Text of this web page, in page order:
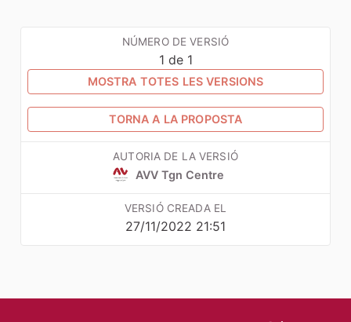
NÚMERO DE VERSIÓ
1 de 1
MOSTRA TOTES LES VERSIONS
TORNA A LA PROPOSTA
AUTORIA DE LA VERSIÓ
AVV Tgn Centre
VERSIÓ CREADA EL
27/11/2022 21:51